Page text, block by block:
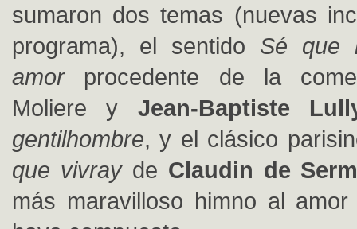
sumaron dos temas (nuevas
programa), el sentido Sé que
amor procedente de la
Moliere y Jean-Baptiste
gentilhombre, y el clásico
que vivrayde Claudin de
más maravilloso himno al